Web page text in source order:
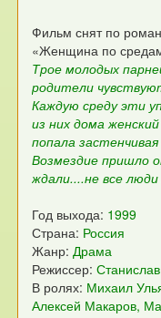
Фильм снят по
«Женщина по
Трое молодых
родители
Каждую среду эти
из них дома
попала
Возмездие пришло
ждали....не все
Год выхода: 1999
Страна: Россия
Жанр: Драма
Режиссер:
В ролях: Михаил
Алексей Макаров,